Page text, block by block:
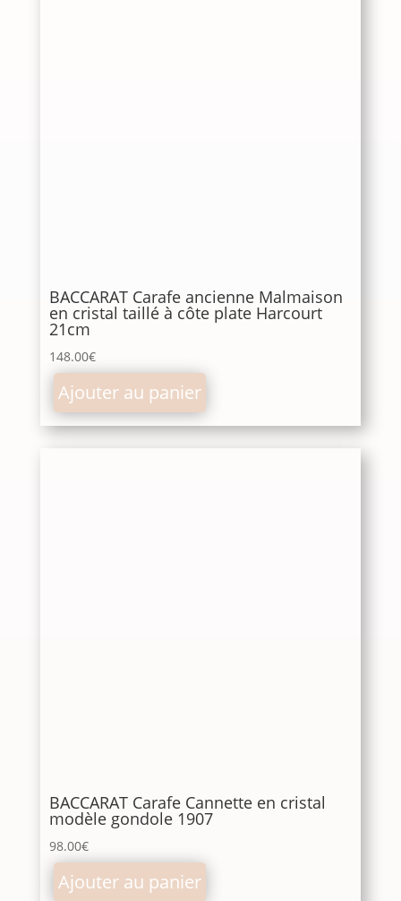
BACCARAT Carafe ancienne Malmaison
en cristal taillé à côte plate Harcourt
21cm
148.00€
Ajouter au panier
BACCARAT Carafe Cannette en cristal
modèle gondole 1907
98.00€
Ajouter au panier